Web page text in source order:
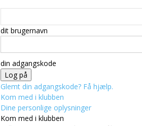
dit brugernavn
din adgangskode
Glemt din adgangskode? Få hjælp.
Kom med i klubben
Dine personlige oplysninger
Kom med i klubben